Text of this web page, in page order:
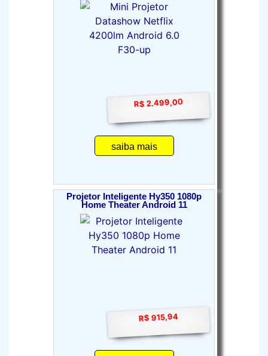
R$ 2.499,00
saiba mais
Projetor Inteligente Hy350 1080p
Home Theater Android 11
R$ 915,94